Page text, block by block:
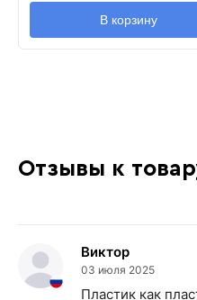
В корзину
Отзывы к
Виктор
03 июля 2025
Пластик как